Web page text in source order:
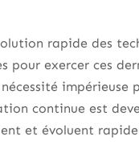
rapide des
pour exercer ces
impérieuse
continue est
et évoluent